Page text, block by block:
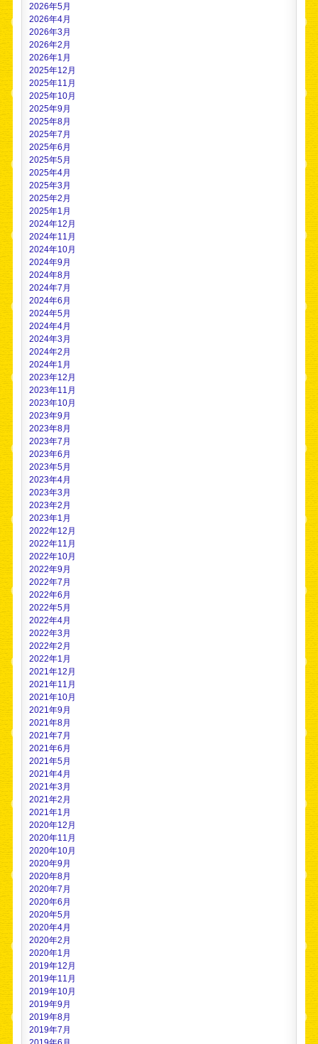
2026年5月
2026年4月
2026年3月
2026年2月
2026年1月
2025年12月
2025年11月
2025年10月
2025年9月
2025年8月
2025年7月
2025年6月
2025年5月
2025年4月
2025年3月
2025年2月
2025年1月
2024年12月
2024年11月
2024年10月
2024年9月
2024年8月
2024年7月
2024年6月
2024年5月
2024年4月
2024年3月
2024年2月
2024年1月
2023年12月
2023年11月
2023年10月
2023年9月
2023年8月
2023年7月
2023年6月
2023年5月
2023年4月
2023年3月
2023年2月
2023年1月
2022年12月
2022年11月
2022年10月
2022年9月
2022年7月
2022年6月
2022年5月
2022年4月
2022年3月
2022年2月
2022年1月
2021年12月
2021年11月
2021年10月
2021年9月
2021年8月
2021年7月
2021年6月
2021年5月
2021年4月
2021年3月
2021年2月
2021年1月
2020年12月
2020年11月
2020年10月
2020年9月
2020年8月
2020年7月
2020年6月
2020年5月
2020年4月
2020年2月
2020年1月
2019年12月
2019年11月
2019年10月
2019年9月
2019年8月
2019年7月